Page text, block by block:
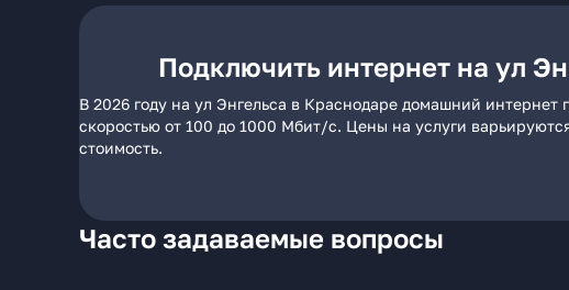
Подключить интернет на ул
В 2026 году на ул Энгельса в Краснодаре домашний
скоростью от 100 до 1000 Мбит/с. Цены на услуги
стоимость.
Часто задаваемые вопросы